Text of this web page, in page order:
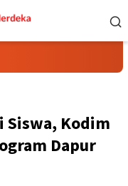
Siswa, Kodim
Dapur